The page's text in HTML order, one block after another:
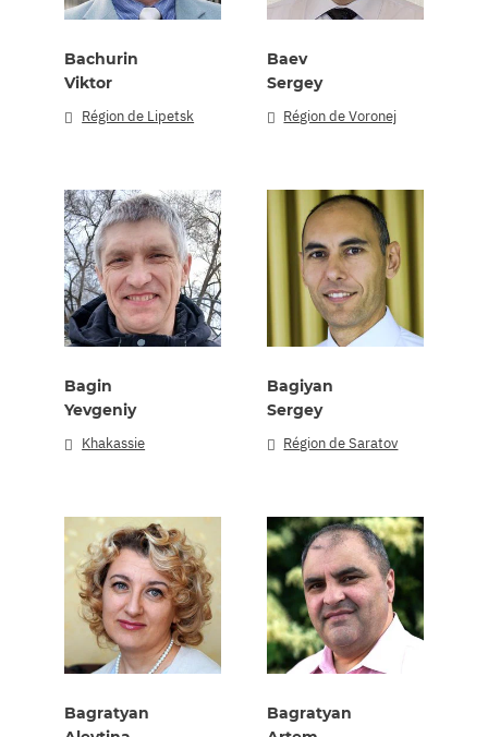
Bachurin
Viktor
Région de Lipetsk
Baev
Sergey
Région de Voronej
Bagin
Yevgeniy
Khakassie
Bagiyan
Sergey
Région de Saratov
Bagratyan
Bagratyan